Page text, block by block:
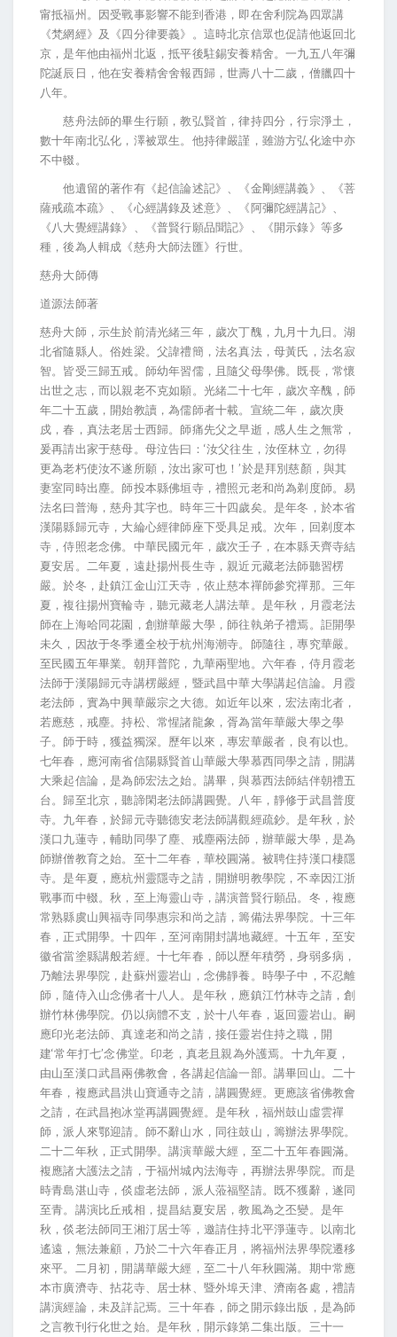
甯抵福州。因受戰事影響不能到香港，即在舍利院為四眾講
《梵網經》及《四分律要義》。這時北京信眾也促請他返回北
京，是年他由福州北返，抵平後駐錫安養精舍。一九五八年彌
陀誕辰日，他在安養精舍舍報西歸，世壽八十二歲，僧臘四十
八年。
慈舟法師的畢生行願，教弘賢首，律持四分，行宗淨土，
數十年南北弘化，澤被眾生。他持律嚴謹，雖游方弘化途中亦
不中輟。
他遺留的著作有《起信論述記》、《金剛經講義》、《菩
薩戒疏本疏》、《心經講錄及述意》、《阿彌陀經講記》、
《八大覺經講錄》、《普賢行願品聞記》、《開示錄》等多
種，後為人輯成《慈舟大師法匯》行世。
慈舟大師傳
道源法師著
慈舟大師，示生於前清光緒三年，歲次丁醜，九月十九日。湖
北省隨縣人。俗姓梁。父諱禮簡，法名真法，母黃氏，法名寂
智。皆受三歸五戒。師幼年習儒，且隨父母學佛。既長，常懷
出世之志，而以親老不克如願。光緒二十七年，歲次辛醜，師
年二十五歲，開始教讀，為儒師者十載。宣統二年，歲次庚
戍，春，真法老居士西歸。師痛先父之早逝，感人生之無常，
爰再請出家于慈母。母泣告曰：‘汝父往生，汝侄林立，勿得
更為老朽使汝不遂所願，汝出家可也！’於是拜別慈顏，與其
妻室同時出塵。師投本縣佛垣寺，禮照元老和尚為剃度師。易
法名曰普海，慈舟其字也。時年三十四歲矣。是年冬，於本省
漢陽縣歸元寺，大綸心經律師座下受具足戒。次年，回剃度本
寺，侍照老念佛。中華民國元年，歲次壬子，在本縣天齊寺結
夏安居。二年夏，遠赴揚州長生寺，親近元藏老法師聽習楞
嚴。於冬，赴鎮江金山江天寺，依止慈本禪師參究禪那。三年
夏，複往揚州寶輪寺，聽元藏老人講法華。是年秋，月霞老法
師在上海哈同花園，創辦華嚴大學，師往執弟子禮焉。詎開學
未久，因故于冬季遷全校于杭州海潮寺。師隨往，專究華嚴。
至民國五年畢業。朝拜普陀，九華兩聖地。六年春，侍月霞老
法師于漢陽歸元寺講楞嚴經，暨武昌中華大學講起信論。月霞
老法師，實為中興華嚴宗之大德。如近年以來，宏法南北者，
若應慈，戒塵。持松、常惺諸龍象，胥為當年華嚴大學之學
子。師于時，獲益獨深。歷年以來，專宏華嚴者，良有以也。
七年春，應河南省信陽縣賢首山華嚴大學慕西同學之請，開講
大乘起信論，是為師宏法之始。講畢，與慕西法師結伴朝禮五
台。歸至北京，聽諦閑老法師講圓覺。八年，靜修于武昌普度
寺。九年春，於歸元寺聽德安老法師講觀經疏鈔。是年秋，於
漢口九蓮寺，輔助同學了塵、戒塵兩法師，辦華嚴大學，是為
師辦僧教育之始。至十二年春，華校圓滿。被聘住持漢口棲隱
寺。是年夏，應杭州靈隱寺之請，開辦明教學院，不幸因江浙
戰事而中輟。秋，至上海靈山寺，講演普賢行願品。冬，複應
常熟縣虞山興福寺同學惠宗和尚之請，籌備法界學院。十三年
春，正式開學。十四年，至河南開封講地藏經。十五年，至安
徽省當塗縣講般若經。十七年春，師以歷年積勞，身弱多病，
乃離法界學院，赴蘇州靈岩山，念佛靜養。時學子中，不忍離
師，隨侍入山念佛者十八人。是年秋，應鎮江竹林寺之請，創
辦竹林佛學院。仍以病體不支，於十八年春，返回靈岩山。嗣
應印光老法師、真達老和尚之請，接任靈岩住持之職，開
建‘常年打七’念佛堂。印老，真老且親為外護焉。十九年夏，
由山至漢口武昌兩佛教會，各講起信論一部。講畢回山。二十
年春，複應武昌洪山寶通寺之請，講圓覺經。更應該省佛教會
之請，在武昌抱冰堂再講圓覺經。是年秋，福州鼓山虛雲禪
師，派人來鄂迎請。師不辭山水，同往鼓山，籌辦法界學院。
二十二年秋，正式開學。講演華嚴大經，至二十五年春圓滿。
複應諸大護法之請，于福州城內法海寺，再辦法界學院。而是
時青島湛山寺，倓虛老法師，派人蒞福堅請。既不獲辭，遂同
至青。講演比丘戒相，提昌結夏安居，教風為之丕變。是年
秋，倓老法師同王湘汀居士等，邀請住持北平淨蓮寺。以南北
遙遠，無法兼顧，乃於二十六年春正月，將福州法界學院遷移
來平。二月初，開講華嚴大經，至二十八年秋圓滿。期中常應
本市廣濟寺、拈花寺、居士林、暨外埠天津、濟南各處，禮請
講演經論，未及詳記焉。三十年春，師之開示錄出版，是為師
之言教刊行化世之始。是年秋，開示錄第二集出版。三十一